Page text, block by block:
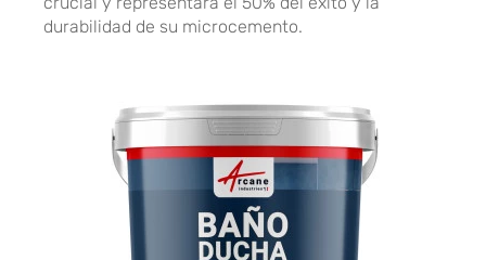
durabilidad de su microcemento.